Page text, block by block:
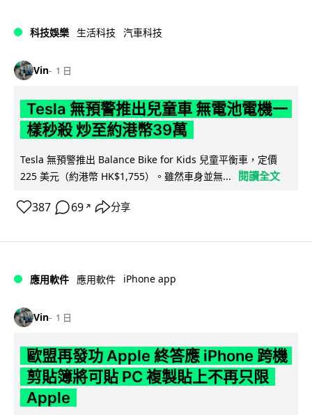
科技娛樂 生活科技 汽車科技
Vin 1 日
Tesla 無預警推出兒童車 無電池電機一
樣秒殺 炒至約港幣39萬
Tesla 無預警推出 Balance Bike for Kids 兒童平衡車，定價
225 美元（約港幣 HK$1,755）。雖然車身並無...
閱讀全文
387 69 ↗ 分享
應用軟件 應用軟件 iPhone app
Vin 1 日
歐盟再發功 Apple 終答應 iPhone 跨機
剪貼簿將可貼 PC 複製貼上不再只限
Apple